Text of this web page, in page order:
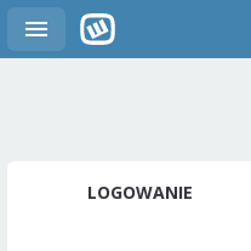
LOGOWANIE